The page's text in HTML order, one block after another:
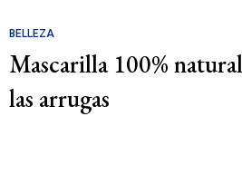
BELLEZA
Mascarilla 100%
las arrugas